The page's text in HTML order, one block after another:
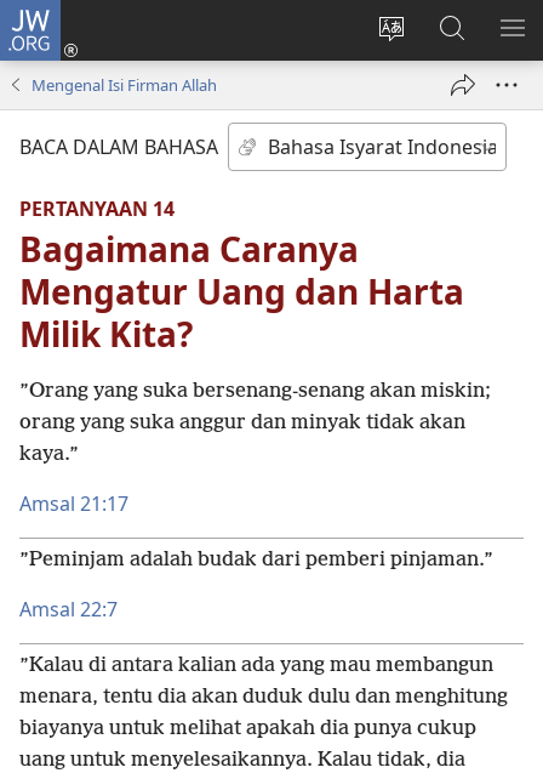
JW.ORG
Ganti
bahasa
Log
window
baru)
Cari
di
JW.ORG
Mengenal Isi Firman Allah
BACA DALAM BAHASA
PERTANYAAN 14
Bagaimana Caranya
Mengatur Uang dan Harta
Milik Kita?
”Orang yang suka bersenang-senang akan miskin;
orang yang suka anggur dan minyak tidak akan
kaya.”
Amsal 21:17
”Peminjam adalah budak dari pemberi pinjaman.”
Amsal 22:7
”Kalau di antara kalian ada yang mau membangun
menara, tentu dia akan duduk dulu dan menghitung
biayanya untuk melihat apakah dia punya cukup
uang untuk menyelesaikannya. Kalau tidak, dia